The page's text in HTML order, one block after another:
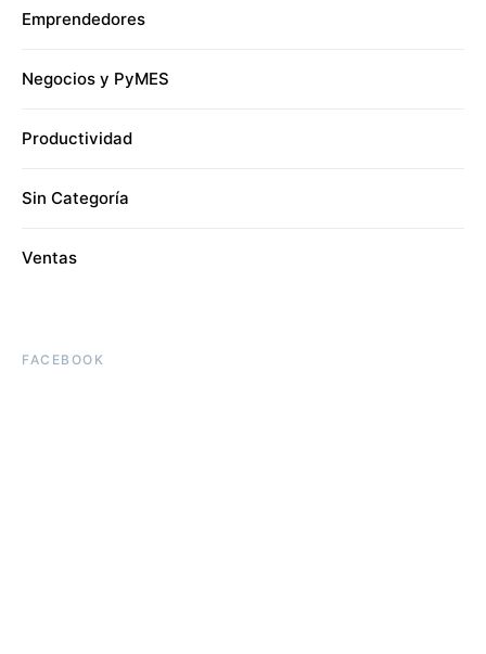
Emprendedores
Negocios y PyMES
Productividad
Sin Categoría
Ventas
FACEBOOK